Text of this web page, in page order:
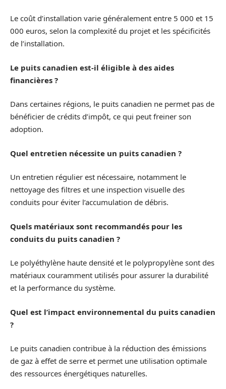
Le coût d’installation varie généralement entre 5 000 et 15
000 euros, selon la complexité du projet et les spécificités
de l’installation.
Le puits canadien est-il éligible à des aides
financières ?
Dans certaines régions, le puits canadien ne permet pas de
bénéficier de crédits d’impôt, ce qui peut freiner son
adoption.
Quel entretien nécessite un puits canadien ?
Un entretien régulier est nécessaire, notamment le
nettoyage des filtres et une inspection visuelle des
conduits pour éviter l’accumulation de débris.
Quels matériaux sont recommandés pour les
conduits du puits canadien ?
Le polyéthylène haute densité et le polypropylène sont des
matériaux couramment utilisés pour assurer la durabilité
et la performance du système.
Quel est l’impact environnemental du puits canadien
?
Le puits canadien contribue à la réduction des émissions
de gaz à effet de serre et permet une utilisation optimale
des ressources énergétiques naturelles.